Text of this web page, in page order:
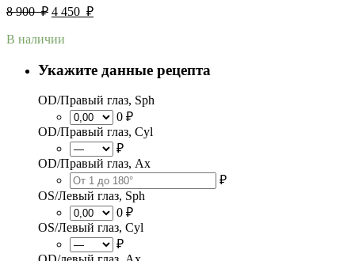
8 900₽ 4 450 ₽
В наличии
Укажите данные рецепта
OD/Правый глаз, Sph
0 ₽
OD/Правый глаз, Cyl
₽
OD/Правый глаз, Ax
₽
OS/Левый глаз, Sph
0 ₽
OS/Левый глаз, Cyl
₽